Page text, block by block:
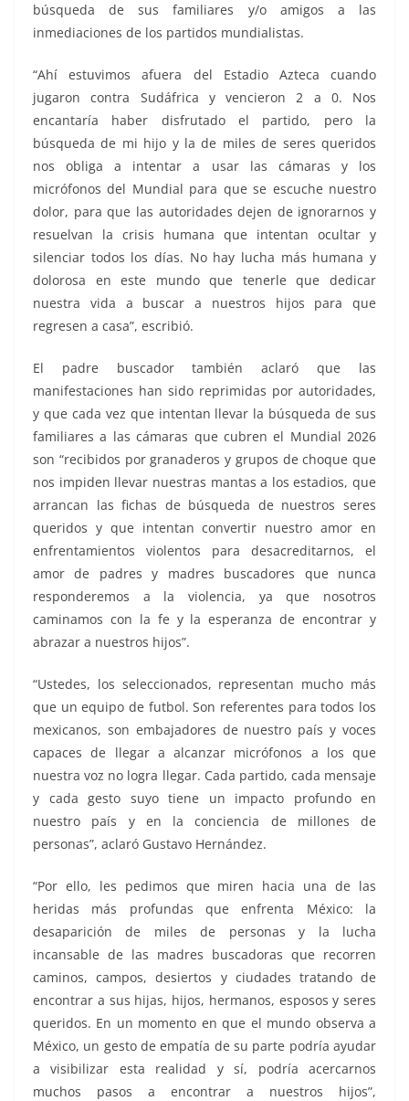
búsqueda de sus familiares y/o amigos a las
inmediaciones de los partidos mundialistas.
“Ahí estuvimos afuera del Estadio Azteca cuando
jugaron contra Sudáfrica y vencieron 2 a 0. Nos
encantaría haber disfrutado el partido, pero la
búsqueda de mi hijo y la de miles de seres queridos
nos obliga a intentar a usar las cámaras y los
micrófonos del Mundial para que se escuche nuestro
dolor, para que las autoridades dejen de ignorarnos y
resuelvan la crisis humana que intentan ocultar y
silenciar todos los días. No hay lucha más humana y
dolorosa en este mundo que tenerle que dedicar
nuestra vida a buscar a nuestros hijos para que
regresen a casa”, escribió.
El padre buscador también aclaró que las
manifestaciones han sido reprimidas por autoridades,
y que cada vez que intentan llevar la búsqueda de sus
familiares a las cámaras que cubren el Mundial 2026
son “recibidos por granaderos y grupos de choque que
nos impiden llevar nuestras mantas a los estadios, que
arrancan las fichas de búsqueda de nuestros seres
queridos y que intentan convertir nuestro amor en
enfrentamientos violentos para desacreditarnos, el
amor de padres y madres buscadores que nunca
responderemos a la violencia, ya que nosotros
caminamos con la fe y la esperanza de encontrar y
abrazar a nuestros hijos”.
“Ustedes, los seleccionados, representan mucho más
que un equipo de futbol. Son referentes para todos los
mexicanos, son embajadores de nuestro país y voces
capaces de llegar a alcanzar micrófonos a los que
nuestra voz no logra llegar. Cada partido, cada mensaje
y cada gesto suyo tiene un impacto profundo en
nuestro país y en la conciencia de millones de
personas”, aclaró Gustavo Hernández.
“Por ello, les pedimos que miren hacia una de las
heridas más profundas que enfrenta México: la
desaparición de miles de personas y la lucha
incansable de las madres buscadoras que recorren
caminos, campos, desiertos y ciudades tratando de
encontrar a sus hijas, hijos, hermanos, esposos y seres
queridos. En un momento en que el mundo observa a
México, un gesto de empatía de su parte podría ayudar
a visibilizar esta realidad y sí, podría acercarnos
muchos pasos a encontrar a nuestros hijos”,